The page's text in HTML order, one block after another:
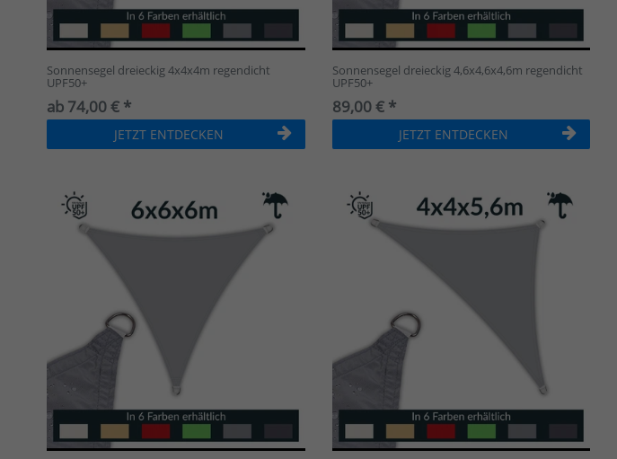
Sonnensegel dreieckig 4x4x4m regendicht
UPF50+
ab 74,00 € *
JETZT ENTDECKEN
Sonnensegel dreieckig 4,6x4,6x4,6m regendicht
UPF50+
89,00 € *
JETZT ENTDECKEN